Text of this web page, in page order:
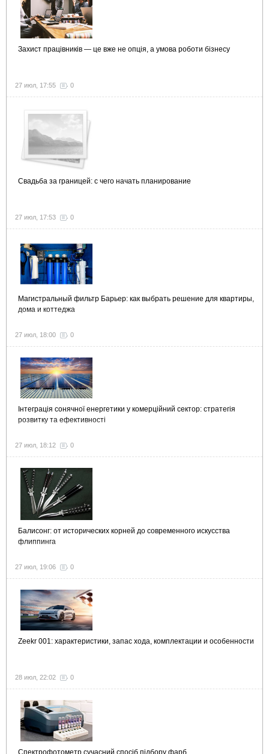
Захист працівників — це вже не опція, а умова роботи бізнесу
27 июл, 17:55 0
Свадьба за границей: с чего начать планирование
27 июл, 17:53 0
Магистральный фильтр Барьер: как выбрать решение для квартиры,
дома и коттеджа
27 июл, 18:00 0
Інтеграція сонячної енергетики у комерційний сектор: стратегія
розвитку та ефективності
27 июл, 18:12 0
Балисонг: от исторических корней до современного искусства
флиппинга
27 июл, 19:06 0
Zeekr 001: характеристики, запас хода, комплектации и особенности
28 июл, 22:02 0